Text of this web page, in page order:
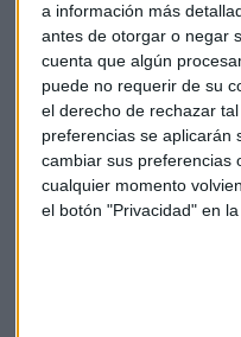
a información más
antes de otorgar o negar
cuenta que algún
puede no requerir de su
el derecho de rechazar
preferencias se aplicarán
cambiar sus preferencias
cualquier momento
el botón "Privacidad" en
Perspectivas y
A pesar de mantener
desde finales de 2022, los
bancario merece un
"Hay cosas que quiero
dispuesto a soportar esa